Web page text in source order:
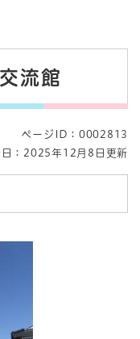
へ
流館
ページID：0002813
日：2025年12月8日更新